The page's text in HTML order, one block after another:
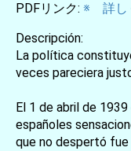
PDFリンク: ※ 詳し
Descripción:
La política
veces pareciera
El 1 de abril de
españoles
que no despertó fue